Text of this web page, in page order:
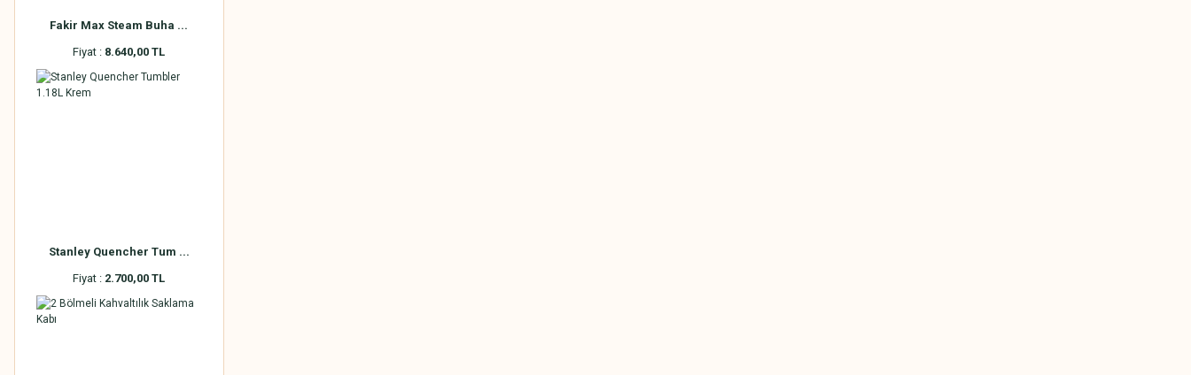
Fakir Max Steam Buha ...
Fiyat : 8.640,00 TL
Stanley Quencher Tum ...
Fiyat : 2.700,00 TL